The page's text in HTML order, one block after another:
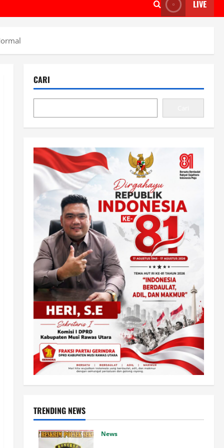
LIVE
CARI
TRENDING NEWS
News